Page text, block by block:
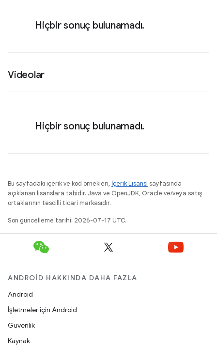
Hiçbir sonuç bulunamadı.
Videolar
Hiçbir sonuç bulunamadı.
Bu sayfadaki içerik ve kod örnekleri, İçerik Lisansı sayfasında
açıklanan lisanslara tabidir. Java ve OpenJDK, Oracle ve/veya satış
ortaklarının tescilli ticari markasıdır.
Son güncelleme tarihi: 2026-07-17 UTC.
ANDROID HAKKINDA DAHA FAZLA
Android
İşletmeler için Android
Güvenlik
Kaynak